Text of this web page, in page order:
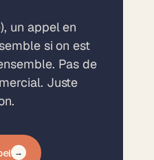
un appel en
si on est
Pas de
Juste
→